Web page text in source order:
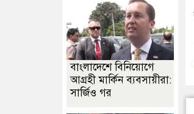
বাংলাদেশে বিনিয়োগে
আগ্রহী মার্কিন ব্যবসায়ীরা:
সার্জিও গর